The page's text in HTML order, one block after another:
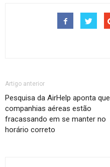
Artigo anterior
Pesquisa da AirHelp aponta que
companhias aéreas estão
fracassando em se manter no
horário correto